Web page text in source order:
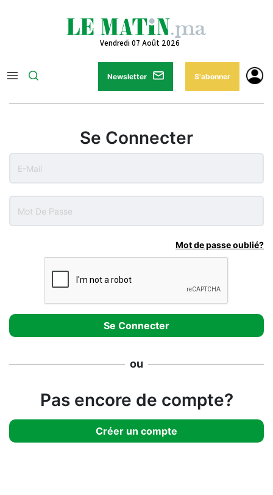
Vendredi 07 Août 2026
Newsletter S'abonner
Se Connecter
Mot de passe oublié?
ou
Pas encore de compte?
Créer un compte